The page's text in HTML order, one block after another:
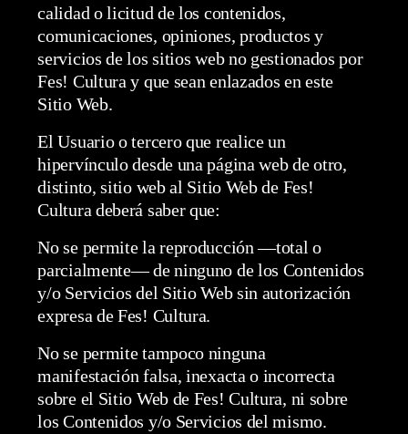
calidad o licitud de los contenidos,
comunicaciones, opiniones, productos y
servicios de los sitios web no gestionados por
Fes! Cultura y que sean enlazados en este
Sitio Web.
El Usuario o tercero que realice un
hipervínculo desde una página web de otro,
distinto, sitio web al Sitio Web de Fes!
Cultura deberá saber que:
No se permite la reproducción —total o
parcialmente— de ninguno de los Contenidos
y/o Servicios del Sitio Web sin autorización
expresa de Fes! Cultura.
No se permite tampoco ninguna
manifestación falsa, inexacta o incorrecta
sobre el Sitio Web de Fes! Cultura, ni sobre
los Contenidos y/o Servicios del mismo.